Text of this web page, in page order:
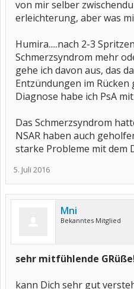
von mir selber
erleichterung, aber was
Humira.....nach 2-3
Schmerzsyndrom mehr
gehe ich davon aus, das
Entzündungen im
Diagnose habe ich PsA
Das Schmerzsyndrom
NSAR haben auch
starke Probleme mit dem
5. Juli 2016
Mni
Bekanntes Mitglied
sehr mitfühlende
kann Dich sehr gut